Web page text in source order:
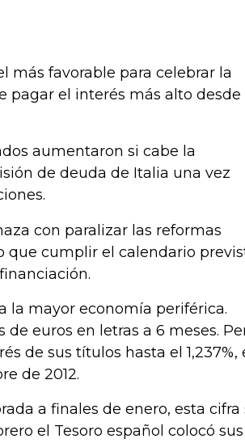
más favorable para celebrar la
pagar el interés más alto desde
aumentaron si cabe la
de deuda de Italia una vez
con paralizar las reformas
que cumplir el calendario
la mayor economía periférica.
euros en letras a 6 meses.
de sus títulos hasta el 1,237%,
de 2012.
a finales de enero, esta cifra
el Tesoro español colocó sus